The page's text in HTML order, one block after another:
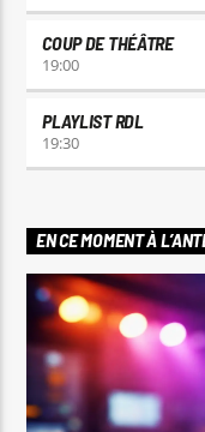
COUP DE THÉÂTRE
19:00
PLAYLIST RDL
19:30
EN CE MOMENT À